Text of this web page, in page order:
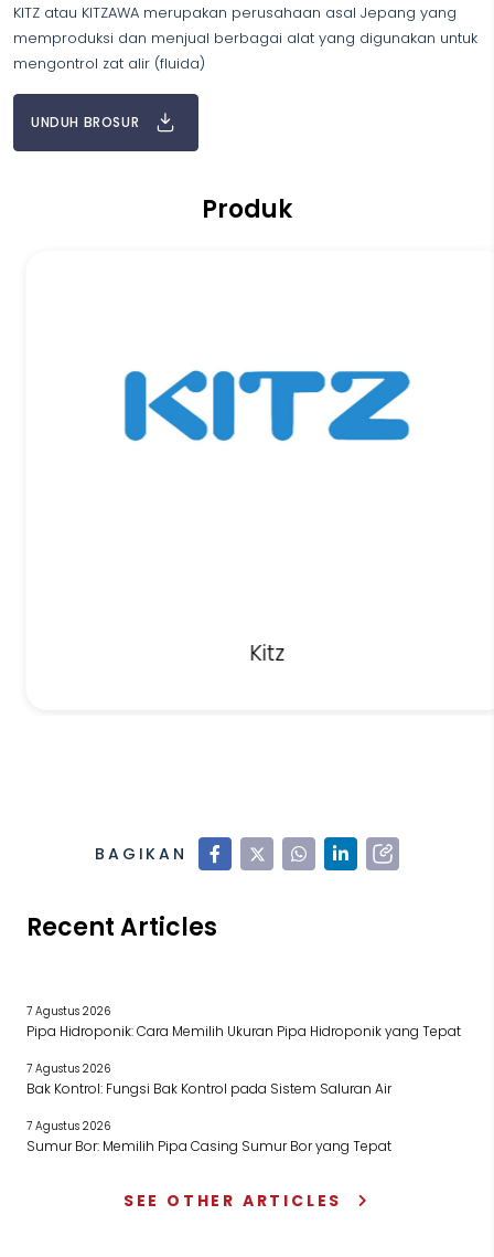
KITZ atau KITZAWA merupakan perusahaan asal Jepang yang
memproduksi dan menjual berbagai alat yang digunakan untuk
mengontrol zat alir (fluida)
UNDUH BROSUR
Produk
Kitz
BAGIKAN
Recent Articles
7 Agustus 2026
Pipa Hidroponik: Cara Memilih Ukuran Pipa Hidroponik yang Tepat
7 Agustus 2026
Bak Kontrol: Fungsi Bak Kontrol pada Sistem Saluran Air
7 Agustus 2026
Sumur Bor: Memilih Pipa Casing Sumur Bor yang Tepat
SEE OTHER ARTICLES